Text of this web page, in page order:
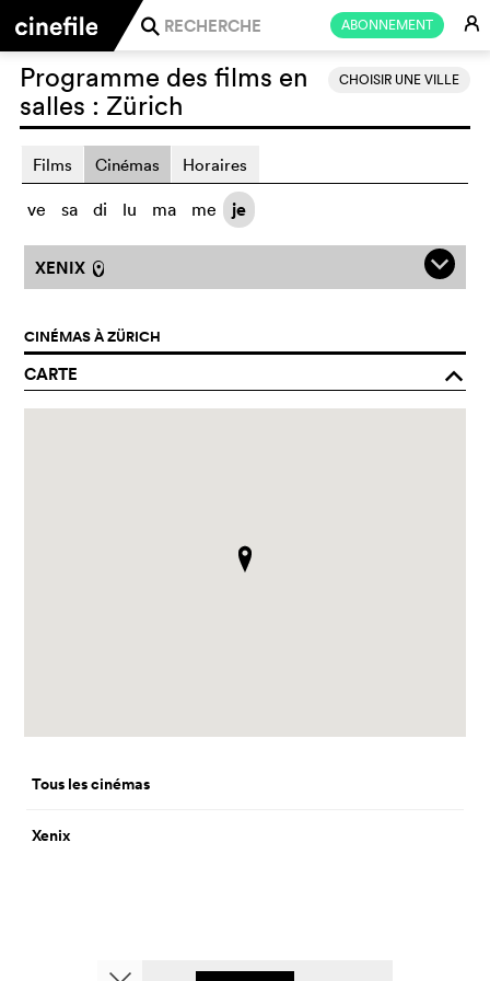
ABONNEMENT E
j
CHOISIR UNE VILLE
Programme des films en
salles : Zürich
Films Cinémas Horaires
ve sa di lu ma me je
XENIX l q
CINÉMAS À ZÜRICH
CARTE o
Tous les cinémas
Xenix